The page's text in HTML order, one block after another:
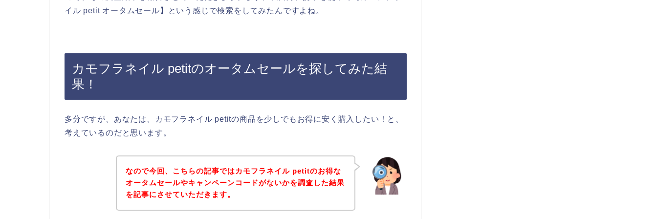
イル petit オータムセール】という感じで検索をしてみたんですよね。
カモフラネイル petitのオータムセールを探してみた結
果！
多分ですが、あなたは、カモフラネイル petitの商品を少しでもお得に安く購入したい！と、
考えているのだと思います。
なので今回、こちらの記事ではカモフラネイル petitのお得な
オータムセールやキャンペーンコードがないかを調査した結果
を記事にさせていただきます。